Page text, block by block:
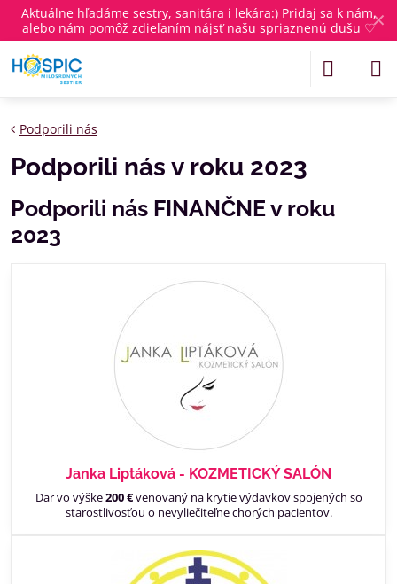
✕
Aktuálne hľadáme sestry, sanitára i lekára:) Pridaj sa k nám,
alebo nám pomôž zdieľaním nájsť našu spriaznenú dušu ♡
Podporili nás
Podporili nás v roku 2023
Podporili nás FINANČNE v roku
2023
Janka Liptáková - KOZMETICKÝ SALÓN
Dar vo výške200 €venovaný na krytie výdavkov spojených so
starostlivosťou o nevyliečiteľne chorých pacientov.